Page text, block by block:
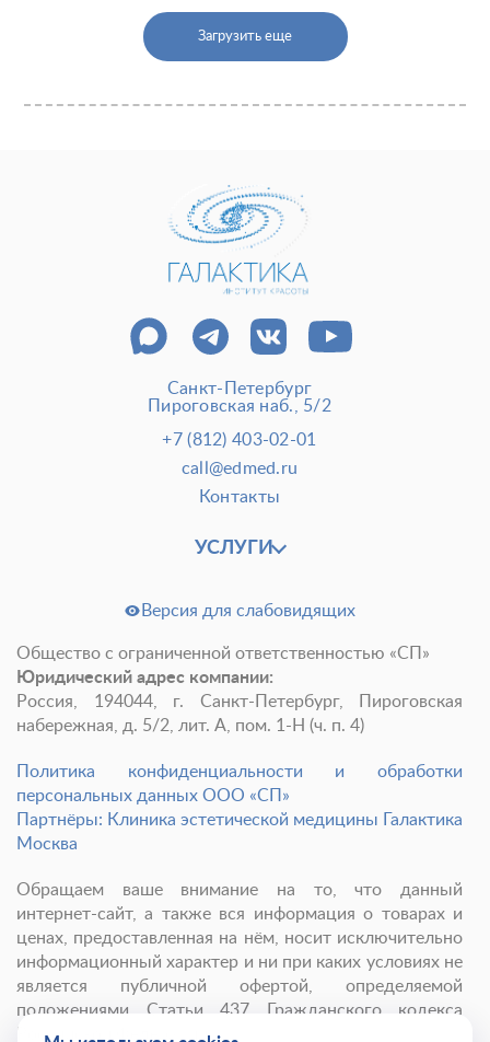
Загрузить еще
Санкт-Петербург
Пироговская наб., 5/2
+7 (812) 403-02-01
call@edmed.ru
Контакты
УСЛУГИ
Версия для слабовидящих
Общество с ограниченной ответственностью «СП»
Юридический адрес компании:
Россия, 194044, г. Санкт-Петербург, Пироговская
набережная, д. 5/2, лит. А, пом. 1-Н (ч. п. 4)
Политика конфиденциальности и обработки
персональных данных ООО «СП»
Партнёры: Клиника эстетической медицины Галактика
Москва
Обращаем ваше внимание на то, что данный
интернет-сайт, а также вся информация о товарах и
ценах, предоставленная на нём, носит исключительно
информационный характер и ни при каких условиях не
является публичной офертой, определяемой
положениями Статьи 437 Гражданского кодекса
Российской Федерации.